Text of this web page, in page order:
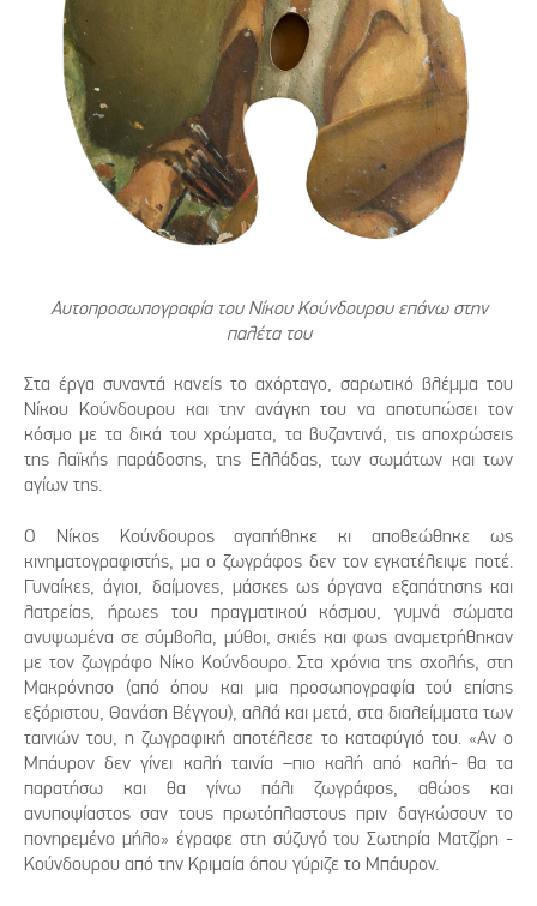
Αυτοπροσωπογραφία του Νίκου Κούνδουρου επάνω στην
παλέτα του
Στα έργα συναντά κανείς το αχόρταγο, σαρωτικό βλέμμα του
Νίκου Κούνδουρου και την ανάγκη του να αποτυπώσει τον
κόσμο με τα δικά του χρώματα, τα βυζαντινά, τις αποχρώσεις
της λαϊκής παράδοσης, της Ελλάδας, των σωμάτων και των
αγίων της.
Ο Νίκος Κούνδουρος αγαπήθηκε κι αποθεώθηκε ως
κινηματογραφιστής, μα ο ζωγράφος δεν τον εγκατέλειψε ποτέ.
Γυναίκες, άγιοι, δαίμονες, μάσκες ως όργανα εξαπάτησης και
λατρείας, ήρωες του πραγματικού κόσμου, γυμνά σώματα
ανυψωμένα σε σύμβολα, μύθοι, σκιές και φως αναμετρήθηκαν
με τον ζωγράφο Νίκο Κούνδουρο. Στα χρόνια της σχολής, στη
Μακρόνησο (από όπου και μια προσωπογραφία τού επίσης
εξόριστου, Θανάση Βέγγου), αλλά και μετά, στα διαλείμματα των
ταινιών του, η ζωγραφική αποτέλεσε το καταφύγιό του. «Αν ο
Μπάυρον δεν γίνει καλή ταινία –πιο καλή από καλή- θα τα
παρατήσω και θα γίνω πάλι ζωγράφος, αθώος και
ανυποψίαστος σαν τους πρωτόπλαστους πριν δαγκώσουν το
πονηρεμένο μήλο» έγραφε στη σύζυγό του Σωτηρία Ματζίρη -
Κούνδουρου από την Κριμαία όπου γύριζε το Μπάυρον.